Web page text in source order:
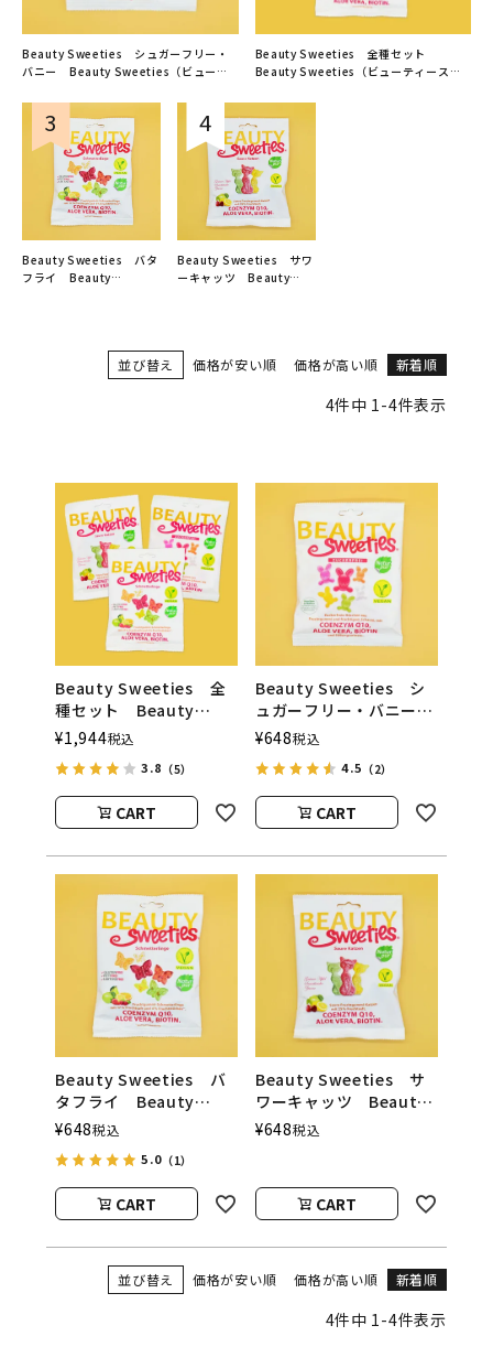
Beauty Sweeties シュガーフリー・
バニー Beauty Sweeties（ビューテ
Beauty Sweeties 全種セット
Beauty Sweeties（ビューティースウ
Beauty Sweeties バタ
フライ Beauty
Beauty Sweeties サワ
ーキャッツ Beauty
並び替え 価格が安い順 価格が高い順 新着順
4件中 1-4件表示
Beauty Sweeties 全
種セット Beauty
Sweeties（ビューティ
ースウィーティーズ）
¥1,944税込
3.8 （5）
CART
Beauty Sweeties シ
ュガーフリー・バニー
Beauty Sweeties（ビ
ーズ）
¥648税込
4.5 （2）
CART
Beauty Sweeties バ
タフライ Beauty
Sweeties（ビューティ
¥648税込
5.0 （1）
CART
Beauty Sweeties サ
ワーキャッツ Beauty
Sweeties（ビューティ
¥648税込
CART
並び替え 価格が安い順 価格が高い順 新着順
4件中 1 -4件表示